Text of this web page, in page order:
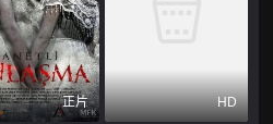
正片 HD